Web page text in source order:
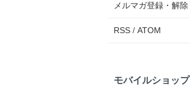
メルマガ登録・解除
RSS / ATOM
モバイルショップ